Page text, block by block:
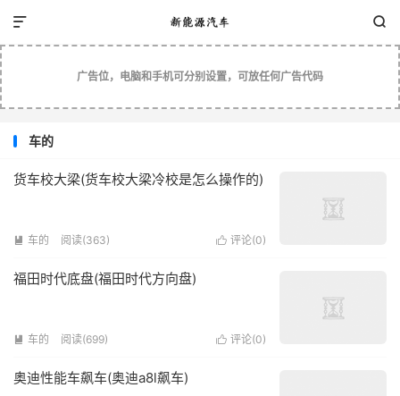


广告位，电脑和手机可分别设置，可放任何广告代码
车的
货车校大梁(货车校大梁冷校是怎么操作的)
 车的 阅读(363)  评论(0)
福田时代底盘(福田时代方向盘)
 车的 阅读(699)  评论(0)
奥迪性能车飙车(奥迪a8l飙车)